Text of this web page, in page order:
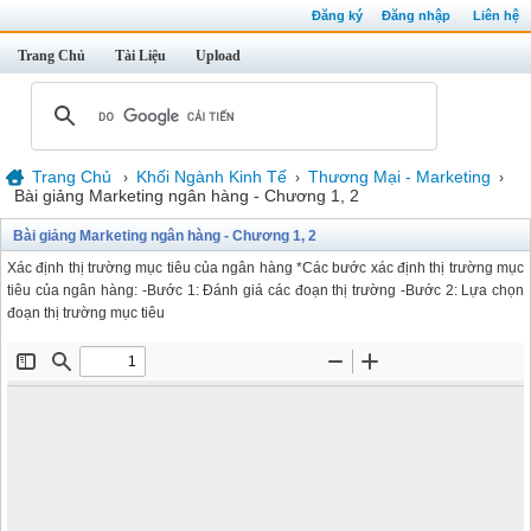
Đăng ký Đăng nhập Liên hệ
Trang Chủ Tài Liệu Upload
Trang Chủ › Khối Ngành Kinh Tế › Thương Mại - Marketing ›
Bài giảng Marketing ngân hàng - Chương 1, 2
Bài giảng Marketing ngân hàng - Chương 1, 2
Xác định thị trường mục tiêu của ngân hàng *Các bước xác định thị trường mục
tiêu của ngân hàng: -Bước 1: Đánh giá các đoạn thị trường -Bước 2: Lựa chọn
đoạn thị trường mục tiêu